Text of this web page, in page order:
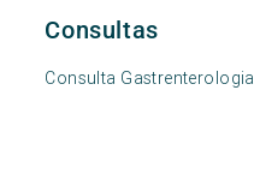
Consultas
Consulta Gastrenterologia